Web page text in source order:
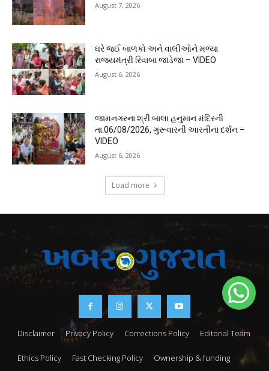
August 7, 2026
ઘરે જઈ બાળકો અને વાલીઓને મળ્યા
રાજ્યમંત્રી રિવાબા જાડેજા – VIDEO
August 6, 2026
જામનગરના શ્રી બાલા હનુમાન મંદિરની
તા.06/08/2026, ગુરૂવારની આરતીના દર્શન –
VIDEO
August 6, 2026
Load more
Disclaimer Privacy Policy Corrections Policy Editorial Team
Ethics Policy Fast Checking Policy Ownership & funding